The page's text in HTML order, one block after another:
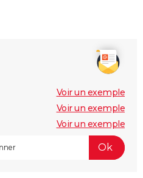
Voir un exemple
Voir un exemple
Voir un exemple